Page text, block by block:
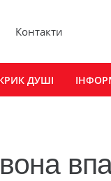
Контакти
ДУШІ